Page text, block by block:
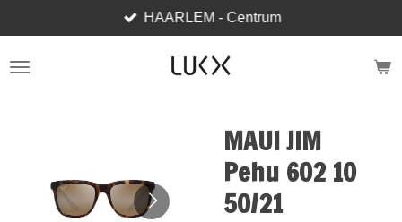
direct
naar
HAARLEM - Centrum
MAUI JIM
Pehu 602 10
50/21